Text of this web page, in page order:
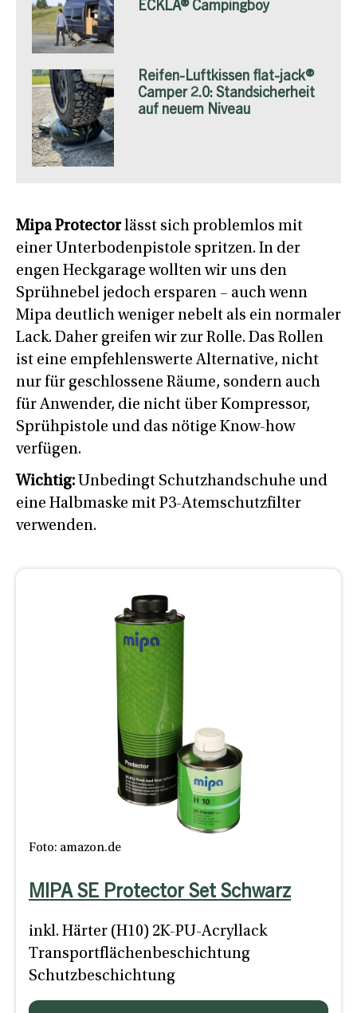
ECKLA® Campingboy
Reifen-Luftkissen flat-jack®
Camper 2.0: Standsicherheit
auf neuem Niveau
Mipa Protectorlässt sich problemlos mit
einer Unterbodenpistole spritzen. In der
engen Heckgarage wollten wir uns den
Sprühnebel jedoch ersparen – auch wenn
Mipa deutlich weniger nebelt als ein normaler
Lack. Daher greifen wir zur Rolle. Das Rollen
ist eine empfehlenswerte Alternative, nicht
nur für geschlossene Räume, sondern auch
für Anwender, die nicht über Kompressor,
Sprühpistole und das nötige Know-how
verfügen.
Wichtig: Unbedingt Schutzhandschuhe und
eine Halbmaske mit P3-Atemschutzfilter
verwenden.
Foto: amazon.de
MIPA SE Protector Set Schwarz
inkl. Härter (H10) 2K-PU-Acryllack
Transportflächenbeschichtung
Schutzbeschichtung